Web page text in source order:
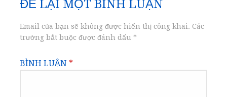
viết
ĐỂ LẠI MỘT BÌNH LUẬN
Email của bạn sẽ không được hiển thị công khai. Các
trường bắt buộc được đánh dấu *
BÌNH LUẬN *